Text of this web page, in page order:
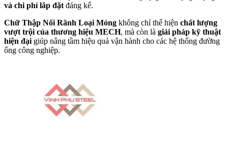
và chi phí lắp đặt đáng kể.
Chữ Thập Nối Rãnh Loại Mỏng không chỉ thể hiện chất lượng
vượt trội của thương hiệu MECH, mà còn là giải pháp kỹ thuật
hiện đại giúp nâng tầm hiệu quả vận hành cho các hệ thống đường
ống công nghiệp.